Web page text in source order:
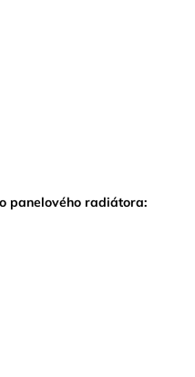
panelového radiátora: